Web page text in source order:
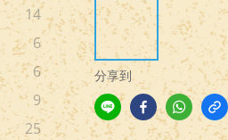
14
6
6
9
25
分享到